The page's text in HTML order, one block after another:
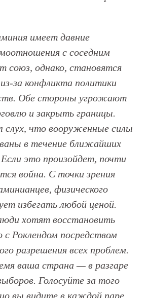
имеет давние
с соседним
союз, однако, становятся
за конфликта политики
Обе стороны угрожают
и закрыть границы.
слух, что вооруженные силы
в течение ближайших
это произойдет, почти
война. С точки зрения
физического
избегать любой ценой.
хотят восстановить
с Роклендом посредством
разрешения всех проблем.
ваша страна — в разгаре
Голосуйте за того
вы видите в каждой паре,